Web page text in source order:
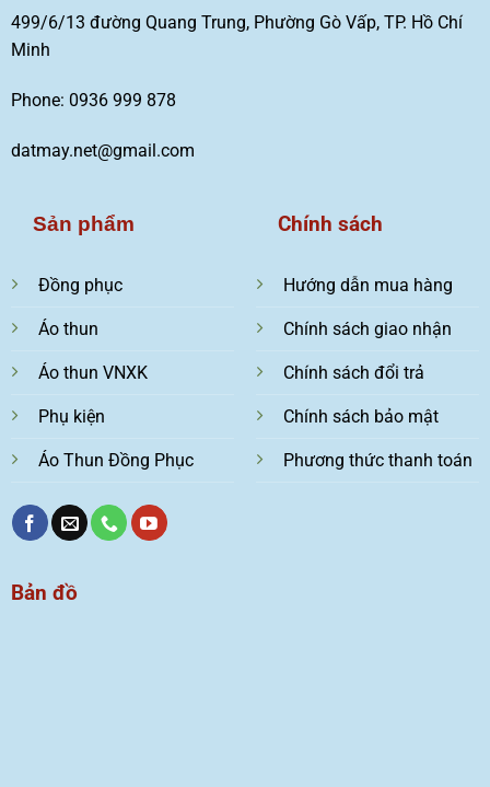
499/6/13 đường Quang Trung, Phường Gò Vấp, TP. Hồ Chí
Minh
Phone: 0936 999 878
datmay.net@gmail.com
Sản phẩm
Đồng phục
Áo thun
Áo thun VNXK
Phụ kiện
Áo Thun Đồng Phục
Chính sách
Hướng dẫn mua hàng
Chính sách giao nhận
Chính sách đổi trả
Chính sách bảo mật
Phương thức thanh toán
Bản đồ